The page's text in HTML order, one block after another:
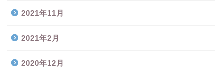
2021年11月
2021年2月
2020年12月